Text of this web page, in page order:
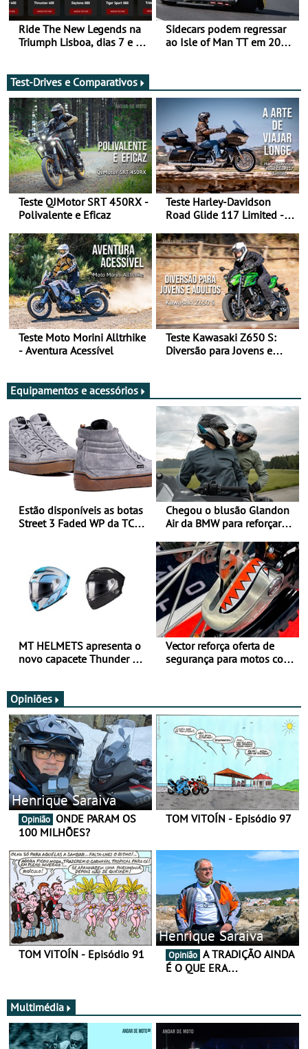
Ride The New Legends na
Triumph Lisboa, dias 7 e 8
Sidecars podem regressar
ao Isle of Man TT em 2027
Test-Drives e Comparativos
Teste QJMotor SRT 450RX -
Polivalente e Eficaz
Teste Harley-Davidson
Road Glide 117 Limited - A
Teste Moto Morini Alltrhike
- Aventura Acessível
Teste Kawasaki Z650 S:
Diversão para Jovens e
Equipamentos e acessórios
Estão disponíveis as botas
Street 3 Faded WP da TCX
Chegou o blusão Glandon
Air da BMW para reforçar
verão
MT HELMETS apresenta o
novo capacete Thunder 4 R
Vector reforça oferta de
segurança para motos com
Opiniões
Henrique Saraiva
Opinião
100 MILHÕES?
TOM VITOÍN - Episódio 97
TOM VITOÍN - Episódio 91
Henrique Saraiva
Opinião
É O QUE ERA…
Multimédia